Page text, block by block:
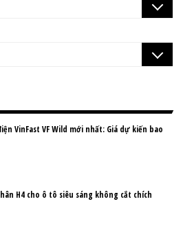
VinFast VF Wild mới nhất: Giá dự kiến bao
H4 cho ô tô siêu sáng không cắt chích